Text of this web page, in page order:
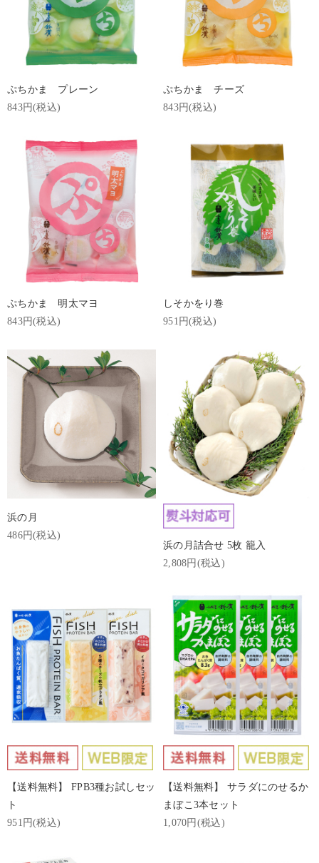
ぷちかま プレーン
843円(税込)
ぷちかま チーズ
843円(税込)
ぷちかま 明太マヨ
843円(税込)
しそかをり巻
951円(税込)
浜の月
486円(税込)
浜の月詰合せ 5枚 籠入
2,808円(税込)
【送料無料】 FPB3種お試しセッ
ト
951円(税込)
【送料無料】 サラダにのせるか
まぼこ3本セット
1,070円(税込)